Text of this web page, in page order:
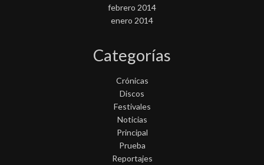
febrero 2014
enero 2014
Categorías
Crónicas
Discos
Festivales
Noticias
Principal
Prueba
Reportajes